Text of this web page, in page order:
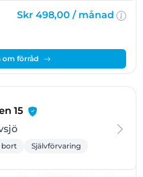
Skr 498,00 / månad
om förråd
15- Älvsjö
bort Självförvaring